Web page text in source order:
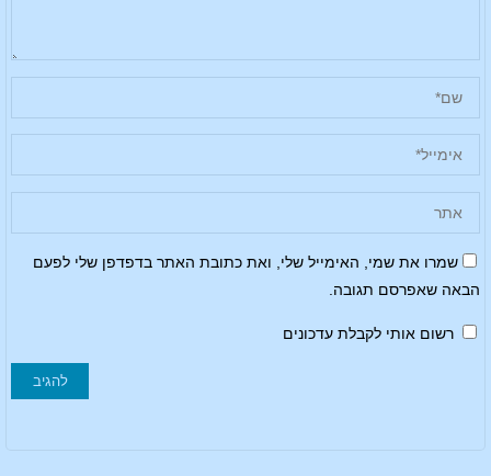
שמרו את שמי, האימייל שלי, ואת כתובת האתר בדפדפן שלי לפעם
הבאה שאפרסם תגובה.
רשום אותי לקבלת עדכונים